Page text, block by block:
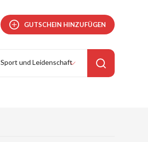
GUTSCHEIN HINZUFÜGEN
Sport und Leidenschaft